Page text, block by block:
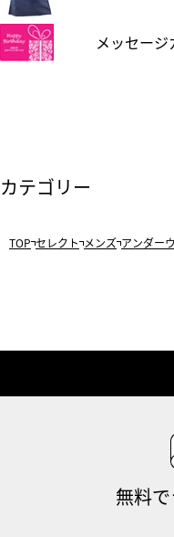
メッセージ
カテゴリー
TOP セレクト メンズ アンダー
無料